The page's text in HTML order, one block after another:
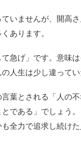
いませんが、開高
あります。
急げ」です。意味
人生は少し違ってい
葉とされる「人の
である」でしょう
全力で追求し続け